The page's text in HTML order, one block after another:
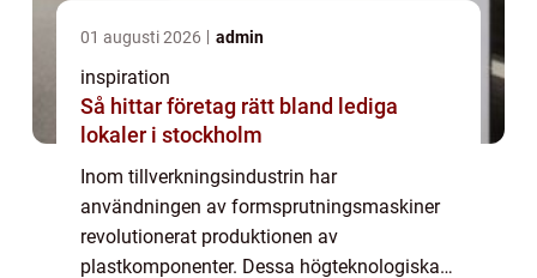
01 augusti 2026 admin
inspiration
Så hittar företag rätt bland lediga
lokaler i stockholm
Inom tillverkningsindustrin har
användningen av formsprutningsmaskiner
revolutionerat produktionen av
plastkomponenter. Dessa högteknologiska